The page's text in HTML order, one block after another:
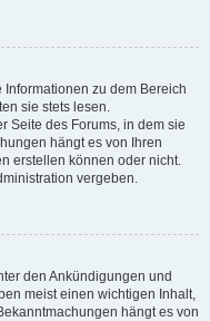
zu dem Bereich
sie stets lesen.
Seite des Forums, in dem sie
hängt es von Ihren
erstellen können oder nicht.
vergeben.
den Ankündigungen und
meist einen wichtigen Inhalt,
hängt es von